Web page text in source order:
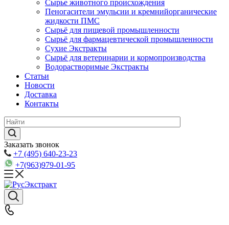
Сырье животного происхождения
Пеногасители эмульсии и кремнийорганические
жидкости ПМС
Сырьё для пищевой промышленности
Сырьё для фармацевтической промышленности
Сухие Экстракты
Сырьё для ветеринарии и кормопроизводства
Водорастворимые Экстракты
Статьи
Новости
Доставка
Контакты
Заказать звонок
+7 (495) 640-23-23
+7(963)979-01-95